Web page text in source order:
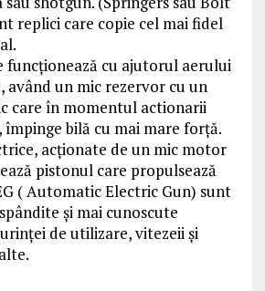
replici care copie cel mai fidel
funcţionează cu ajutorul aerului
având un mic rezervor cu un
care în momentul actionarii
bilă cu mai mare forţă.
acţionate de un mic motor
pistonul care propulsează
( Automatic Electric Gun) sunt
şi mai cunoscute
de utilizare, vitezeii şi